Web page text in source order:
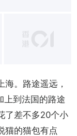
+4
。路途遥远，
上到法国的路途
了差不多20个小
猫的猫包有点